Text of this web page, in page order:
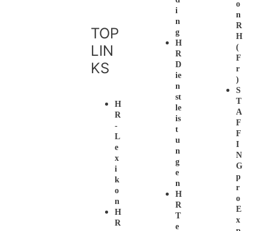
TOP
LIN
KS
H
R
-
L
E
X
I
K
O
N
H
R
I
N
G
H
R
D
Ie
N
St
Le
Is
T
U
N
G
E
N
H
R
T
E
O
N
R
H
(
F
R
)
S
T
A
F
F
I
N
G
P
R
O
E
X